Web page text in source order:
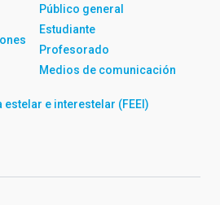
Público general
Estudiante
Profesorado
Medios de comunicación
estelar e interestelar (FEEI)